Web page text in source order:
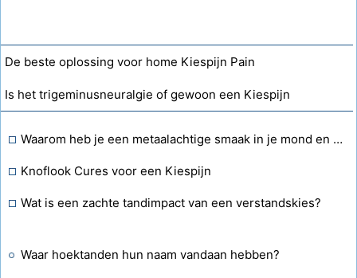
De beste oplossing voor home Kiespijn Pain
Is het trigeminusneuralgie of gewoon een Kiespijn
Waarom heb je een metaalachtige smaak in je mond en pijnlijk tandvlees dat komt?
Knoflook Cures voor een Kiespijn
Wat is een zachte tandimpact van een verstandskies?
Waar hoektanden hun naam vandaan hebben?